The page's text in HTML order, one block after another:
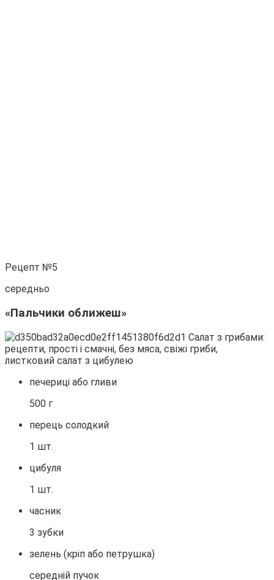
Рецепт №5
середньо
«Пальчики оближеш»
печериці або гливи
500 г
перець солодкий
1 шт.
цибуля
1 шт.
часник
3 зубки
зелень (кріп або петрушка)
середній пучок